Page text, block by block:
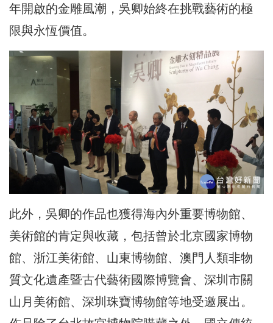
年開啟的金雕風潮，吳卿始終在挑戰藝術的極
限與永恆價值。
此外，吳卿的作品也獲得海內外重要博物館、
美術館的肯定與收藏，包括曾於北京國家博物
館、浙江美術館、山東博物館、澳門人類非物
質文化遺產暨古代藝術國際博覽會、深圳市關
山月美術館、深圳珠寶博物館等地受邀展出。